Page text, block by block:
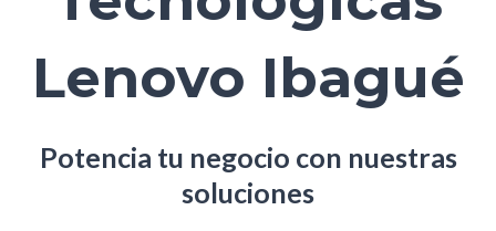
Lenovo Ibagué
Potencia tu negocio con nuestras
soluciones